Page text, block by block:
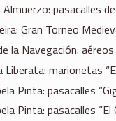
pasacalles
Gran Torneo
la Navegación:
Liberata: marionetas
Pinta: pasacalles
Pinta: pasacalles